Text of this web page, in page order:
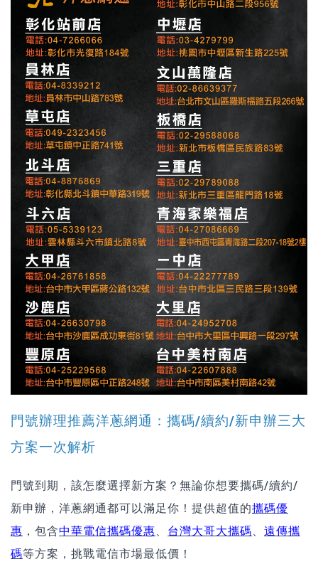
門號辦理推薦洋蔥網通：攜碼/續約/新申辦三大
方案一次解析
門號到期，該怎麼選擇新方案？無論你想要攜碼/續約/
新申辦，洋蔥網通都可以滿足你！提供超值的攜碼優
惠 ，包含中華電信攜碼優惠 台灣大哥大攜碼
遠傳攜
碼等方案，挑戰電信市場最低價！